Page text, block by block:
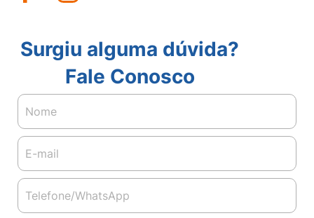
Surgiu alguma dúvida?
Fale Conosco